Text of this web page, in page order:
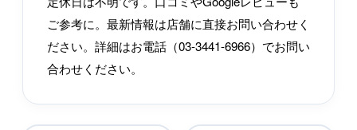
ご参考に。最新情報は店舗に直接お問い合わせく
ださい。詳細はお電話（03-3441-6966）でお問い
合わせください。